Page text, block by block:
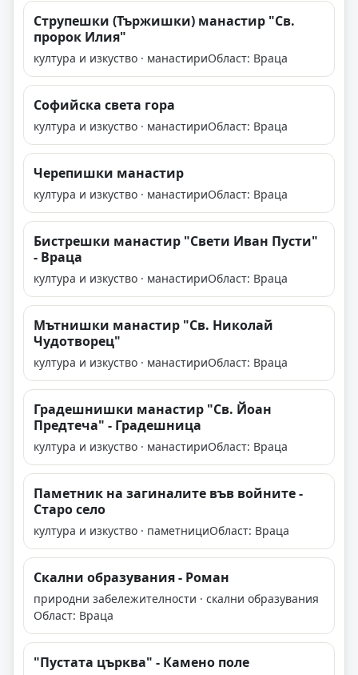
Струпешки (Тържишки) манастир "Св.
пророк Илия"
култура и изкуство · манастириОбласт: Враца
Софийска света гора
култура и изкуство · манастириОбласт: Враца
Черепишки манастир
култура и изкуство · манастириОбласт: Враца
Бистрешки манастир "Свети Иван Пусти"
- Враца
култура и изкуство · манастириОбласт: Враца
Мътнишки манастир "Св. Николай
Чудотворец"
култура и изкуство · манастириОбласт: Враца
Градешнишки манастир "Св. Йоан
Предтеча" - Градешница
култура и изкуство · манастириОбласт: Враца
Паметник на загиналите във войните -
Старо село
култура и изкуство · паметнициОбласт: Враца
Скални образувания - Роман
природни забележителности · скални образувания
Област: Враца
"Пустата църква" - Камено поле